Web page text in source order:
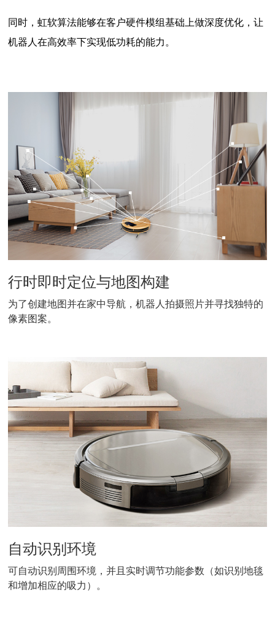
同时，虹软算法能够在客户硬件模组基础上做深度优化，让
机器人在高效率下实现低功耗的能力。
行时即时定位与地图构建
为了创建地图并在家中导航，机器人拍摄照片并寻找独特的
像素图案。
自动识别环境
可自动识别周围环境，并且实时调节功能参数（如识别地毯
和增加相应的吸力）。